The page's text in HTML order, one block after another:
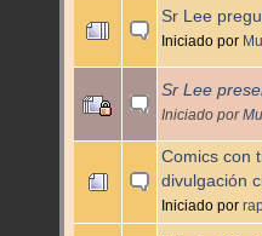
Sr Lee
Iniciado por
Sr Lee
Iniciado por
Comics con
divulgación
Iniciado por